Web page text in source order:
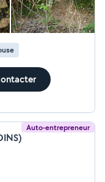
Auto-entrepreneur